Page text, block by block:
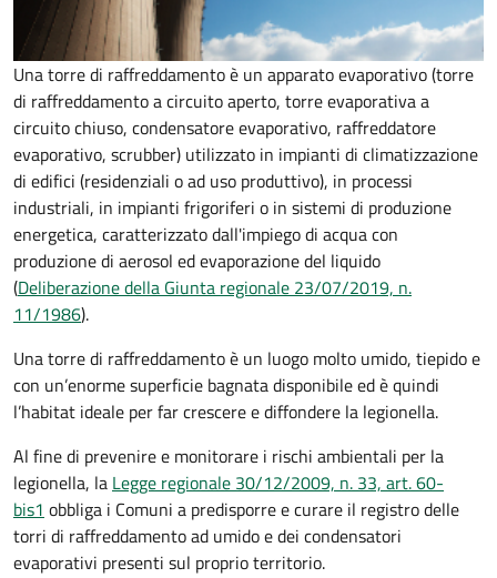
Una torre di raffreddamento è un apparato evaporativo (torre
di raffreddamento a circuito aperto, torre evaporativa a
circuito chiuso, condensatore evaporativo, raffreddatore
evaporativo, scrubber) utilizzato in impianti di climatizzazione
di edifici (residenziali o ad uso produttivo), in processi
industriali, in impianti frigoriferi o in sistemi di produzione
energetica, caratterizzato dall'impiego di acqua con
produzione di aerosol ed evaporazione del liquido
(Deliberazione della Giunta regionale 23/07/2019, n.
11/1986).
Una torre di raffreddamento è un luogo molto umido, tiepido e
con un’enorme superficie bagnata disponibile ed è quindi
l’habitat ideale per far crescere e diffondere la legionella.
Al fine di prevenire e monitorare i rischi ambientali per la
legionella, la Legge regionale 30/12/2009, n. 33, art. 60-
bis1 obbliga i Comuni a predisporre e curare il registro delle
torri di raffreddamento ad umido e dei condensatori
evaporativi presenti sul proprio territorio.